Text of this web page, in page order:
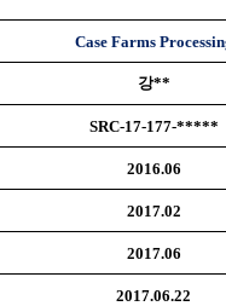
Case Farms
강**
SRC-17-177-*****
2016.06
2017.02
2017.06
2017.06.22